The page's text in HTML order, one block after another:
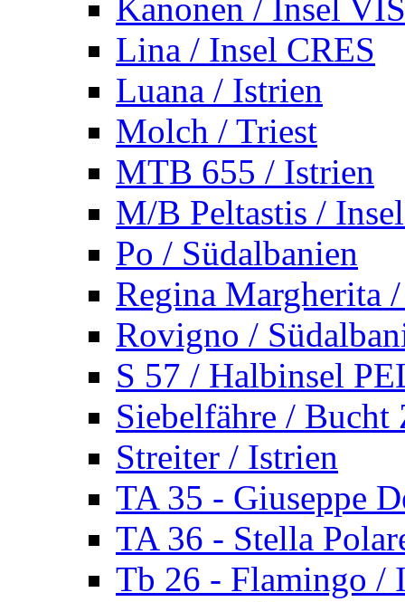
Kanonen / Insel VIS
Lina / Insel CRES
Luana / Istrien
Molch / Triest
MTB 655 / Istrien
M/B Peltastis /
Po / Südalbanien
Regina Margherita
Rovigno /
S 57 / Halbinsel
Siebelfähre / Bucht
Streiter / Istrien
TA 35 - Giuseppe
TA 36 - Stella
Tb 26 - Flamingo /